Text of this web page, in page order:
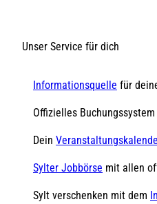
Unser Service für dich
Informationsquelle für
Offizielles
Dein
Sylter Jobbörse mit allen
Sylt verschenken mit dem